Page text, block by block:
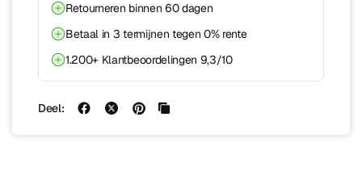
Retourneren binnen 60 dagen
Betaal in 3 termijnen tegen 0% rente
1.200+ Klantbeoordelingen 9,3/10
Deel: